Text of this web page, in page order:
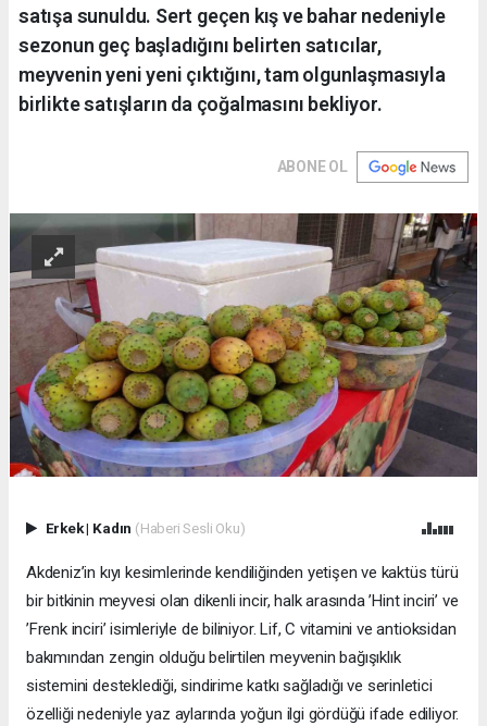
satışa sunuldu. Sert geçen kış ve bahar nedeniyle
sezonun geç başladığını belirten satıcılar,
meyvenin yeni yeni çıktığını, tam olgunlaşmasıyla
birlikte satışların da çoğalmasını bekliyor.
ABONE OL
Erkek| Kadın (Haberi Sesli Oku)
Akdeniz’in kıyı kesimlerinde kendiliğinden yetişen ve kaktüs türü
bir bitkinin meyvesi olan dikenli incir, halk arasında ’Hint inciri’ ve
’Frenk inciri’ isimleriyle de biliniyor. Lif, C vitamini ve antioksidan
bakımından zengin olduğu belirtilen meyvenin bağışıklık
sistemini desteklediği, sindirime katkı sağladığı ve serinletici
özelliği nedeniyle yaz aylarında yoğun ilgi gördüğü ifade ediliyor.